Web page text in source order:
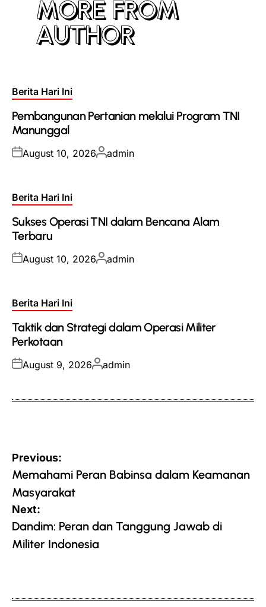
MORE FROM
AUTHOR
Posted
Berita Hari Ini
Pembangunan Pertanian melalui Program TNI
Manunggal
Posted
August 10, 2026Posted
admin
Posted
Berita Hari Ini
Sukses Operasi TNI dalam Bencana Alam
Terbaru
Posted
August 10, 2026Posted
admin
Posted
Berita Hari Ini
Taktik dan Strategi dalam Operasi Militer
Perkotaan
Posted
August 9, 2026Posted
admin
Post
navigation
Previous:
Memahami Peran Babinsa dalam Keamanan
Masyarakat
Next:
Dandim: Peran dan Tanggung Jawab di
Militer Indonesia